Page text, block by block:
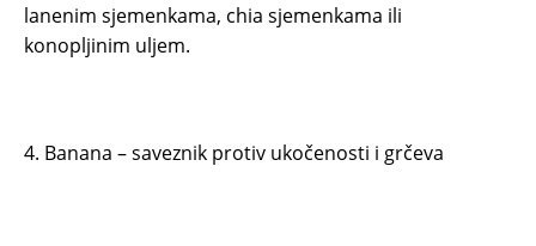
lanenim sjemenkama, chia sjemenkama ili
konopljinim uljem.
4. Banana – saveznik protiv ukočenosti i grčeva